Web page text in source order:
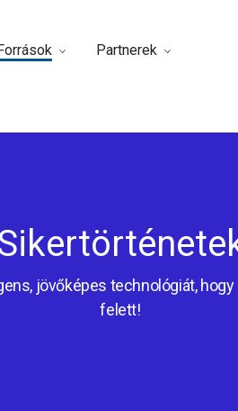
Partnerek
jövőképes technológiát,
felett!